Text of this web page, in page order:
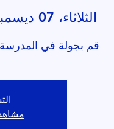
الثلاثاء، 07 ديسمبر
قم بجولة في المدرسة